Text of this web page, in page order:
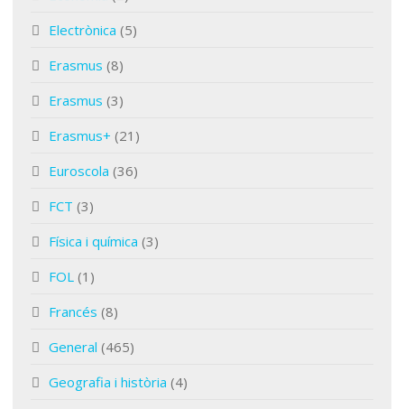
Electrònica (5)
Erasmus (8)
Erasmus (3)
Erasmus+ (21)
Euroscola (36)
FCT (3)
Física i química (3)
FOL (1)
Francés (8)
General (465)
Geografia i història (4)